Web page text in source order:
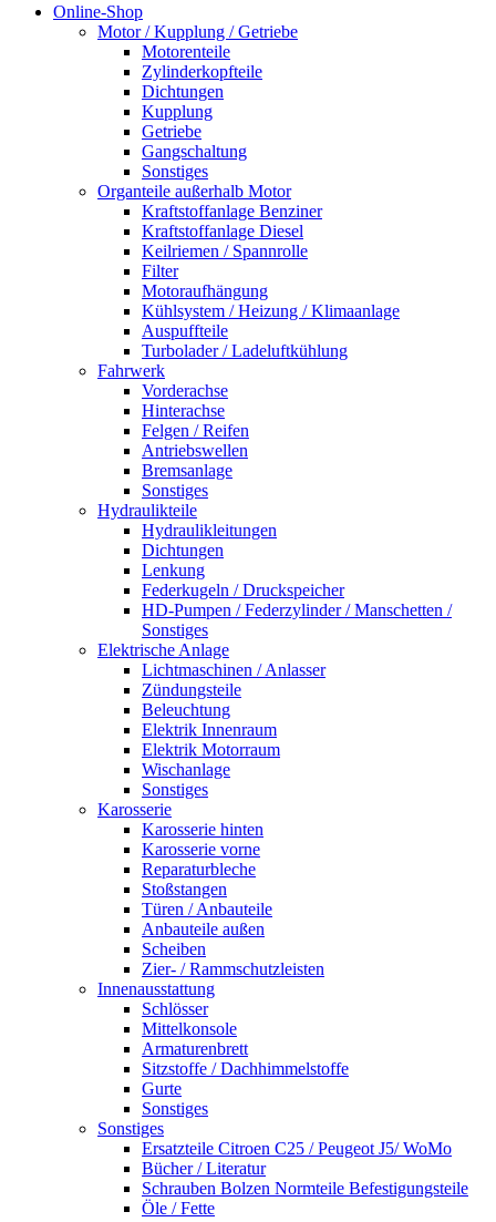
Online-Shop
Motor / Kupplung / Getriebe
Motorenteile
Zylinderkopfteile
Dichtungen
Kupplung
Getriebe
Gangschaltung
Sonstiges
Organteile außerhalb Motor
Kraftstoffanlage Benziner
Kraftstoffanlage Diesel
Keilriemen / Spannrolle
Filter
Motoraufhängung
Kühlsystem / Heizung / Klimaanlage
Auspuffteile
Turbolader / Ladeluftkühlung
Fahrwerk
Vorderachse
Hinterachse
Felgen / Reifen
Antriebswellen
Bremsanlage
Sonstiges
Hydraulikteile
Hydraulikleitungen
Dichtungen
Lenkung
Federkugeln / Druckspeicher
HD-Pumpen / Federzylinder / Manschetten /
Sonstiges
Elektrische Anlage
Lichtmaschinen / Anlasser
Zündungsteile
Beleuchtung
Elektrik Innenraum
Elektrik Motorraum
Wischanlage
Sonstiges
Karosserie
Karosserie hinten
Karosserie vorne
Reparaturbleche
Stoßstangen
Türen / Anbauteile
Anbauteile außen
Scheiben
Zier- / Rammschutzleisten
Innenausstattung
Schlösser
Mittelkonsole
Armaturenbrett
Sitzstoffe / Dachhimmelstoffe
Gurte
Sonstiges
Sonstiges
Ersatzteile Citroen C25 / Peugeot J5/ WoMo
Bücher / Literatur
Schrauben Bolzen Normteile Befestigungsteile
Öle / Fette